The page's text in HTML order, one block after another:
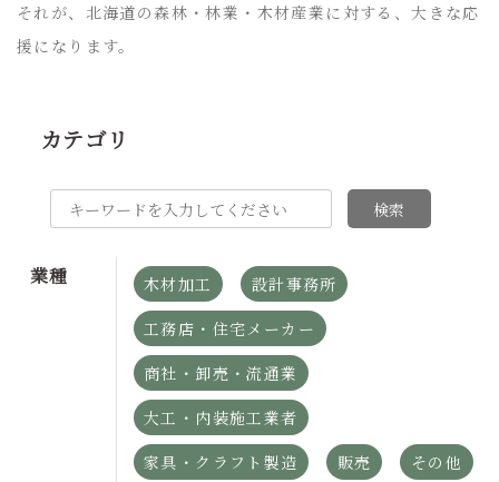
それが、北海道の森林・林業・木材産業に対する、大きな応
援になります。
カテゴリ
検索
業種 木材加工
設計事務所
工務店・住宅メーカー
商社・卸売・流通業
大工・内装施工業者
家具・クラフト製造
販売 その他